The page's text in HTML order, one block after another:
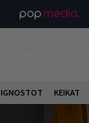
IGNOSTOT KEIKAT